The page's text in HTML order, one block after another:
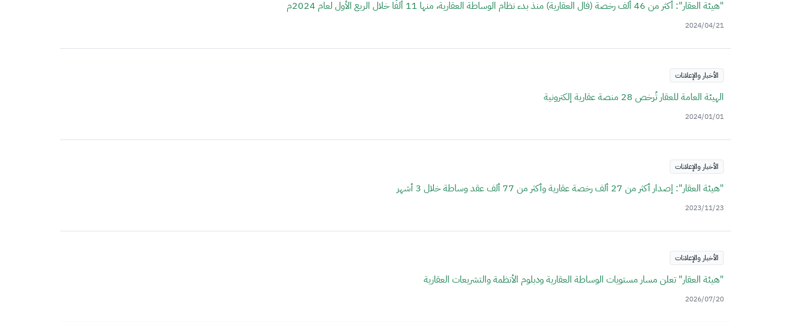
"هيئة العقار": أكثر من 46 ألف رخصة (فال العقارية) منذ بدء نظام الوساطة العقارية، منها 11 ألفًا خلال الربع الأول لعام 2024م
2024/04/21
الأخبار والإعلانات
الهيئة العامة للعقار تُرخص 28 منصة عقارية إلكترونية
2024/01/01
الأخبار والإعلانات
"هيئة العقار": إصدار أكثر من 27 ألف رخصة عقارية وأكثر من 77 ألف عقد وساطة خلال 3 أشهر
2023/11/23
الأخبار والإعلانات
"هيئة العقار" تعلن مسار مستويات الوساطة العقارية ودبلوم الأنظمة والتشريعات العقارية
2026/07/20